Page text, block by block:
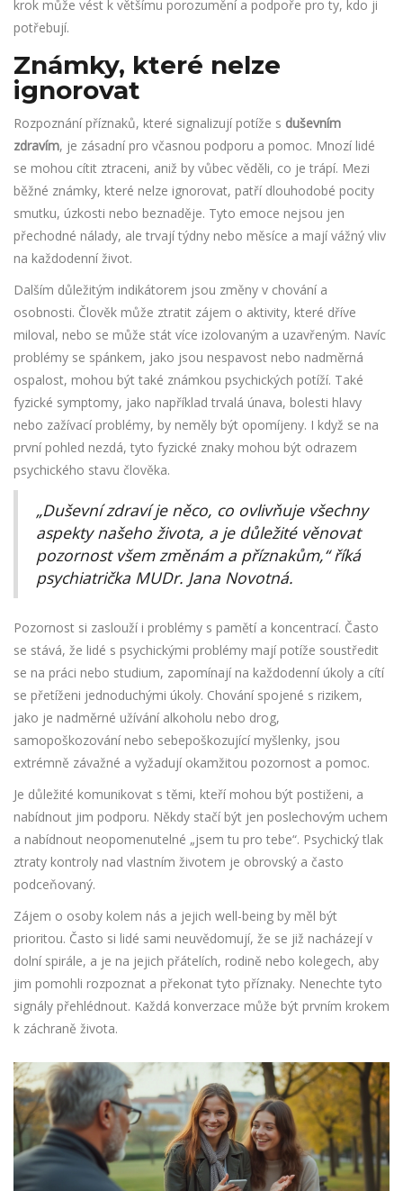
krok může vést k většímu porozumění a podpoře pro ty, kdo ji
potřebují.
Známky, které nelze
ignorovat
Rozpoznání příznaků, které signalizují potíže s duševním
zdravím, je zásadní pro včasnou podporu a pomoc. Mnozí lidé
se mohou cítit ztraceni, aniž by vůbec věděli, co je trápí. Mezi
běžné známky, které nelze ignorovat, patří dlouhodobé pocity
smutku, úzkosti nebo beznaděje. Tyto emoce nejsou jen
přechodné nálady, ale trvají týdny nebo měsíce a mají vážný vliv
na každodenní život.
Dalším důležitým indikátorem jsou změny v chování a
osobnosti. Člověk může ztratit zájem o aktivity, které dříve
miloval, nebo se může stát více izolovaným a uzavřeným. Navíc
problémy se spánkem, jako jsou nespavost nebo nadměrná
ospalost, mohou být také známkou psychických potíží. Také
fyzické symptomy, jako například trvalá únava, bolesti hlavy
nebo zažívací problémy, by neměly být opomíjeny. I když se na
první pohled nezdá, tyto fyzické znaky mohou být odrazem
psychického stavu člověka.
„Duševní zdraví je něco, co ovlivňuje všechny
aspekty našeho života, a je důležité věnovat
pozornost všem změnám a příznakům,“ říká
psychiatrička MUDr. Jana Novotná.
Pozornost si zaslouží i problémy s pamětí a koncentrací. Často
se stává, že lidé s psychickými problémy mají potíže soustředit
se na práci nebo studium, zapomínají na každodenní úkoly a cítí
se přetíženi jednoduchými úkoly. Chování spojené s rizikem,
jako je nadměrné užívání alkoholu nebo drog,
samopoškozování nebo sebepoškozující myšlenky, jsou
extrémně závažné a vyžadují okamžitou pozornost a pomoc.
Je důležité komunikovat s těmi, kteří mohou být postiženi, a
nabídnout jim podporu. Někdy stačí být jen poslechovým uchem
a nabídnout neopomenutelné „jsem tu pro tebe“. Psychický tlak
ztraty kontroly nad vlastním životem je obrovský a často
podceňovaný.
Zájem o osoby kolem nás a jejich well-being by měl být
prioritou. Často si lidé sami neuvědomují, že se již nacházejí v
dolní spirále, a je na jejich přátelích, rodině nebo kolegech, aby
jim pomohli rozpoznat a překonat tyto příznaky. Nenechte tyto
signály přehlédnout. Každá konverzace může být prvním krokem
k záchraně života.